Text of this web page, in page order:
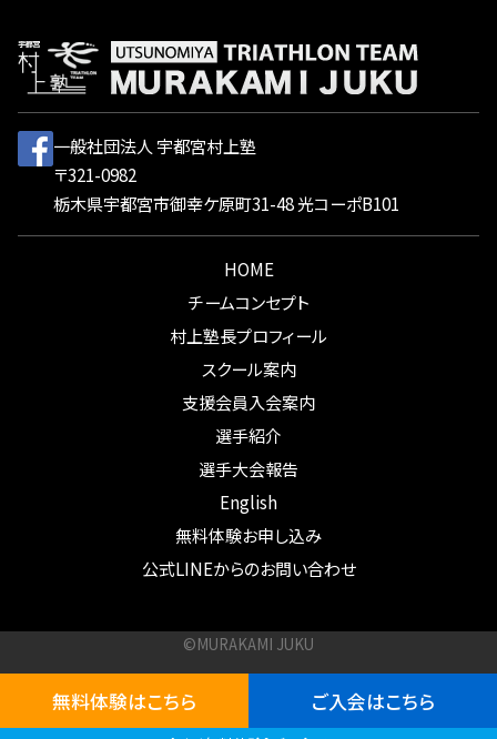
一般社団法人 宇都宮村上塾
〒321-0982
栃木県宇都宮市御幸ケ原町31-48 光コーポB101
HOME
チームコンセプト
村上塾長プロフィール
スクール案内
支援会員入会案内
選手紹介
選手大会報告
English
無料体験お申し込み
公式LINEからのお問い合わせ
©MURAKAMI JUKU
無料体験はこちら ご入会はこちら